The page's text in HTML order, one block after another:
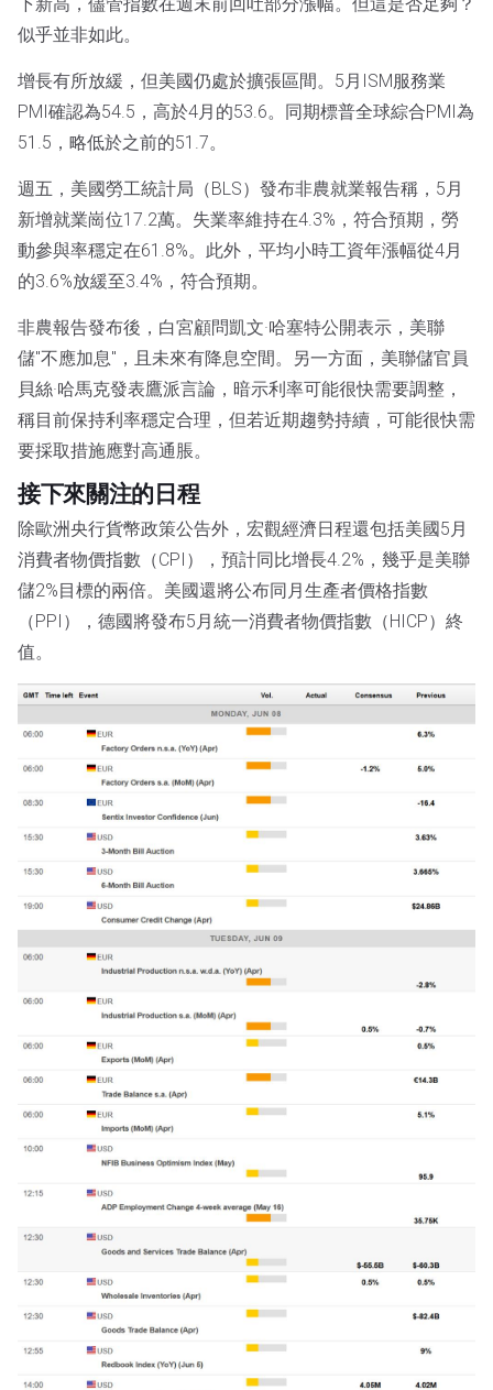
似乎並非如此。
增長有所放緩，但美國仍處於擴張區間。5月ISM服務業
PMI確認為54.5，高於4月的53.6。同期標普全球綜合PMI為
51.5，略低於之前的51.7。
週五，美國勞工統計局（BLS）發布非農就業報告稱，5月
新增就業崗位17.2萬。失業率維持在4.3%，符合預期，勞
動參與率穩定在61.8%。此外，平均小時工資年漲幅從4月
的3.6%放緩至3.4%，符合預期。
非農報告發布後，白宮顧問凱文·哈塞特公開表示，美聯
儲"不應加息"，且未來有降息空間。另一方面，美聯儲官員
貝絲·哈馬克發表鷹派言論，暗示利率可能很快需要調整，
稱目前保持利率穩定合理，但若近期趨勢持續，可能很快需
要採取措施應對高通脹。
接下來關注的日程
除歐洲央行貨幣政策公告外，宏觀經濟日程還包括美國5月
消費者物價指數（CPI），預計同比增長4.2%，幾乎是美聯
儲2%目標的兩倍。美國還將公布同月生產者價格指數
（PPI），德國將發布5月統一消費者物價指數（HICP）終
值。